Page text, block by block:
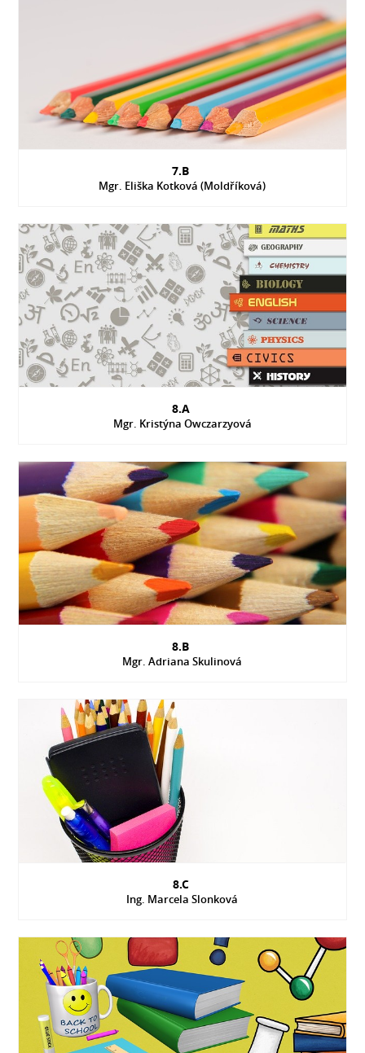
7.B
Mgr. Eliška Kotková (Moldříková)
8.A
Mgr. Kristýna Owczarzyová
8.B
Mgr. Adriana Skulinová
8.C
Ing. Marcela Slonková